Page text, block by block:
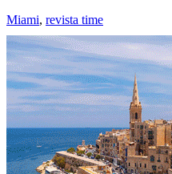
Miami, revista time